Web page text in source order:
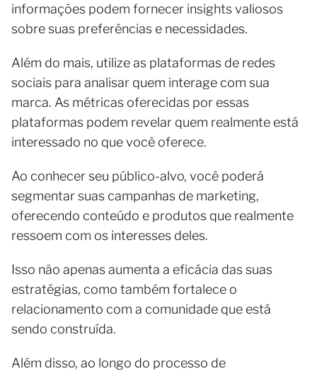
informações podem fornecer insights valiosos
sobre suas preferências e necessidades.
Além do mais, utilize as plataformas de redes
sociais para analisar quem interage com sua
marca. As métricas oferecidas por essas
plataformas podem revelar quem realmente está
interessado no que você oferece.
Ao conhecer seu público-alvo, você poderá
segmentar suas campanhas de marketing,
oferecendo conteúdo e produtos que realmente
ressoem com os interesses deles.
Isso não apenas aumenta a eficácia das suas
estratégias, como também fortalece o
relacionamento com a comunidade que está
sendo construída.
Além disso, ao longo do processo de